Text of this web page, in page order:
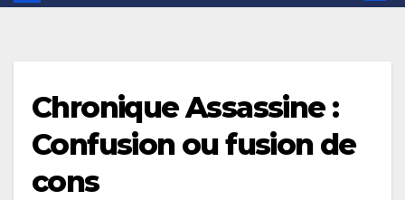
Chronique Assassine :
Confusion ou fusion de
cons